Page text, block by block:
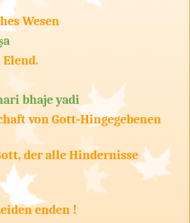
Wesen
Elend.
bhaje yadi
von Gott-Hingegebenen
der alle Hindernisse
enden !